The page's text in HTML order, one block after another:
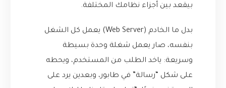
بيقعد بين أجزاء نظامك المختلفة.
بدل ما الخادم (Web Server) يعمل كل الشغل
بنفسه، صار يعمل شغلة وحدة بسيطة
وسريعة: ياخد الطلب من المستخدم، ويحطه
على شكل “رسالة” في طابور، وبعدين يرد على